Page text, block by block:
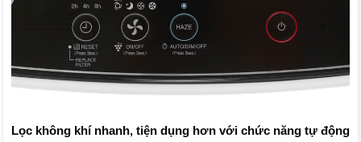
Lọc không khí nhanh, tiện dụng hơn với chức năng tự động